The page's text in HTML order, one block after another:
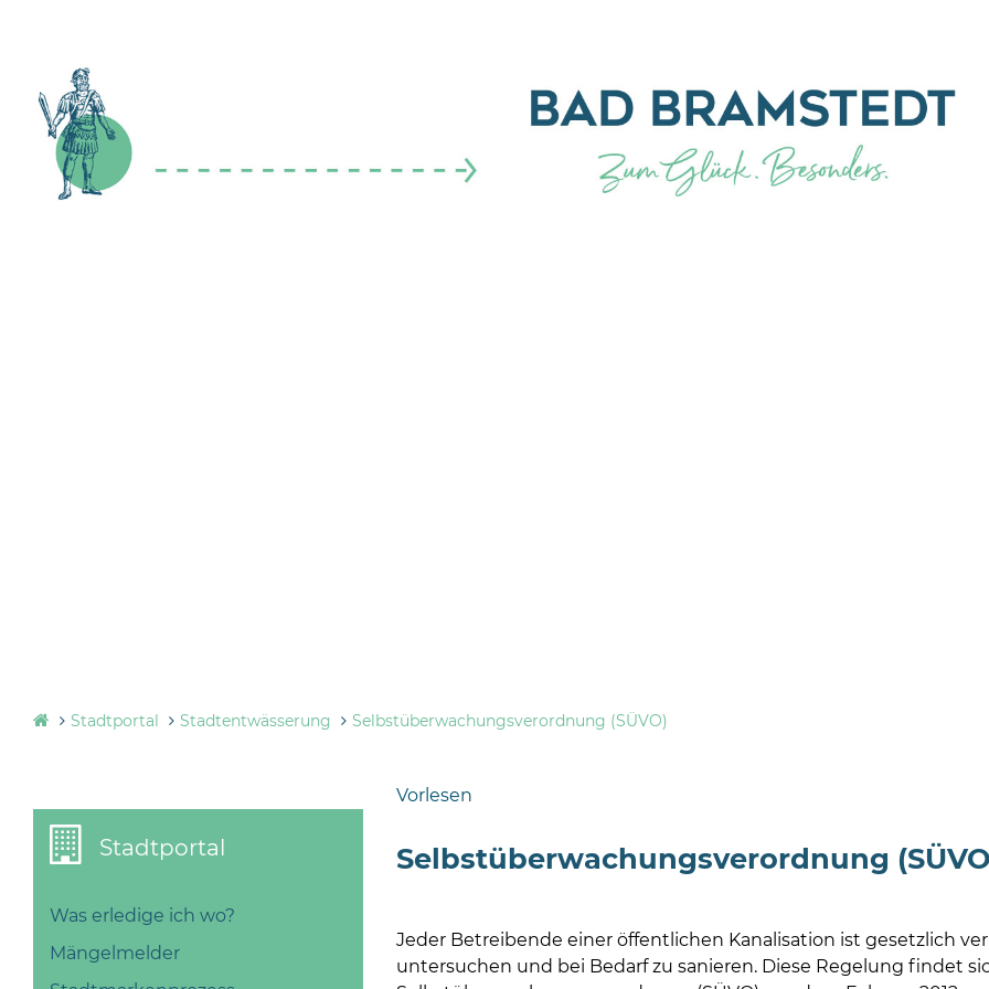
Stadtportal Stadtentwässerung Selbstüberwachungsverordnung (SÜVO)
Vorlesen
Stadtportal
Was erledige ich wo?
Mängelmelder
Selbstüberwachungsverordnung
Jeder Betreibende einer öffentlichen Kanalisation ist gesetzlich
untersuchen und bei Bedarf zu sanieren. Diese Regelung findet